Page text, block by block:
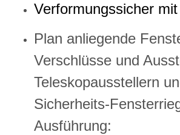
Verformungssicher
Plan anliegende
Verschlüsse und
Teleskopausstellern
Sicherheits-
Ausführung: